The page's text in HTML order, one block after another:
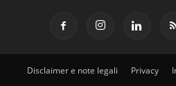
Disclaimer e note legali Privacy